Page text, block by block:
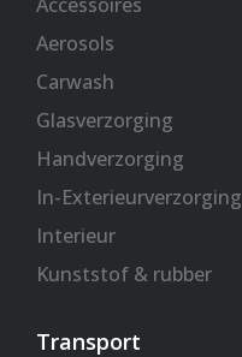
Aerosols
Carwash
Glasverzorging
Handverzorging
In-Exterieurverzorging
Interieur
Kunststof & rubber
Transport